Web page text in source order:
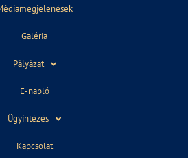
Galéria
Pályázat
E-napló
Ügyintézés
Kapcsolat